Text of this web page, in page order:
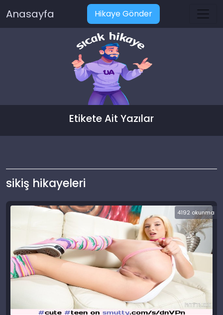
Anasayfa Hikaye Gönder
Etikete Ait Yazılar
sikiş hikayeleri
4192 okunma